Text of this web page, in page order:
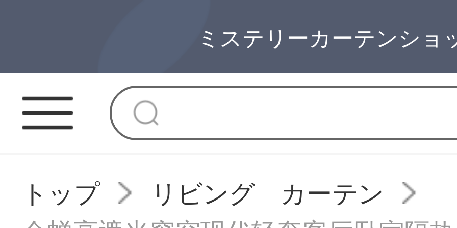
ミステリーカーテンショ
トップ
リビング カーテン